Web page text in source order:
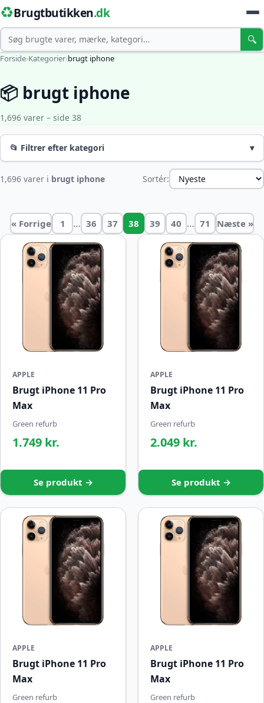
♻️Brugtbutikken.dk
Søg 🔍
Forside›Kategorier›brugt iphone
📦 brugt iphone
1,696 varer – side 38
📂 Filtrer efter kategori ▾
1,696 varer i brugt iphone Sortér:
« Forrige 1 … 36 37 38 39 40 … 71 Næste »
APPLE
Brugt iPhone 11 Pro
Max
Green refurb
1.749 kr.
Se produkt →
APPLE
Brugt iPhone 11 Pro
Max
Green refurb
2.049 kr.
Se produkt →
APPLE
Brugt iPhone 11 Pro
Max
Green refurb
APPLE
Brugt iPhone 11 Pro
Max
Green refurb